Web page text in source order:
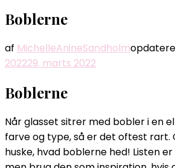
Boblerne
af MichelleAnineSandholm
202229. marts 2022
Boblerne
Når glasset sitrer med bobler i en
farve og type, så er det oftest
huske, hvad boblerne hed! Listen